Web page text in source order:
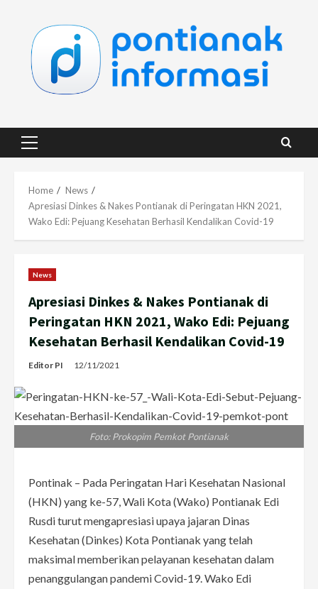
content
Primary
Home
News
Apresiasi Dinkes & Nakes Pontianak di Peringatan HKN 2021,
Wako Edi: Pejuang Kesehatan Berhasil Kendalikan Covid-19
News
Apresiasi Dinkes & Nakes Pontianak di
Peringatan HKN 2021, Wako Edi: Pejuang
Kesehatan Berhasil Kendalikan Covid-19
Editor PI 12/11/2021
Foto: Prokopim Pemkot Pontianak
Pontinak – Pada Peringatan Hari Kesehatan Nasional
(HKN) yang ke-57, Wali Kota (Wako) Pontianak Edi
Rusdi turut mengapresiasi upaya jajaran Dinas
Kesehatan (Dinkes) Kota Pontianak yang telah
maksimal memberikan pelayanan kesehatan dalam
penanggulangan pandemi Covid-19. Wako Edi